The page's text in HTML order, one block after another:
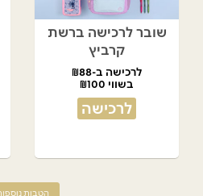
שובר לרכישה ברשת
קרביץ
לרכישה ב-₪88
בשווי ₪100
לרכישה
הטבות